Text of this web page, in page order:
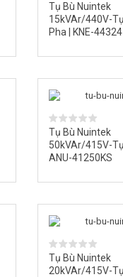
Tải Bảng giá Đầu
Tụ Bù Nuintek
15kVAr/440V-
Pha | KNE-
Tụ Bù Nuintek
50kVAr/415V-Tụ
ANU-41250KS
Tụ Bù Nuintek
20kVAr/415V-Tụ